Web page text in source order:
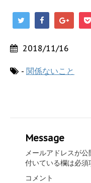
2018/11/16
- 関係ないこと
Message
メールアドレスが公
付いている欄は必須
コメント